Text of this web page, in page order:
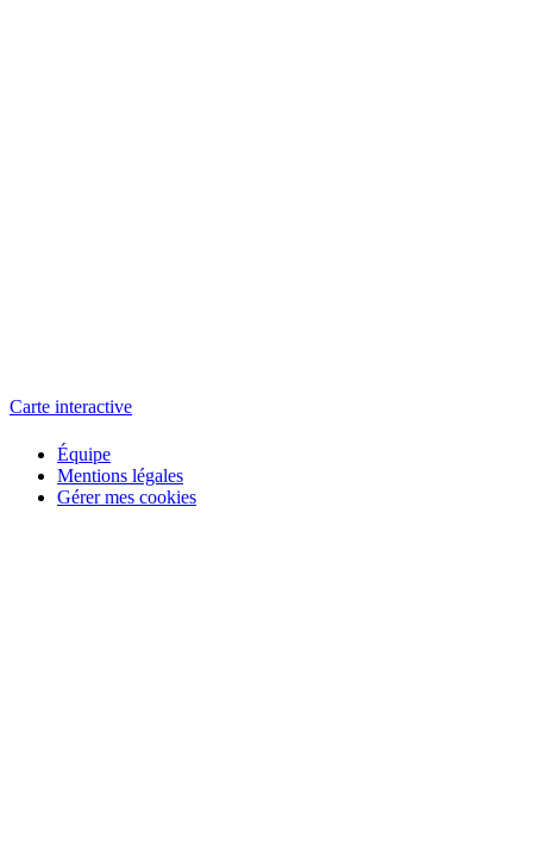
Carte interactive
Équipe
Mentions légales
Gérer mes cookies